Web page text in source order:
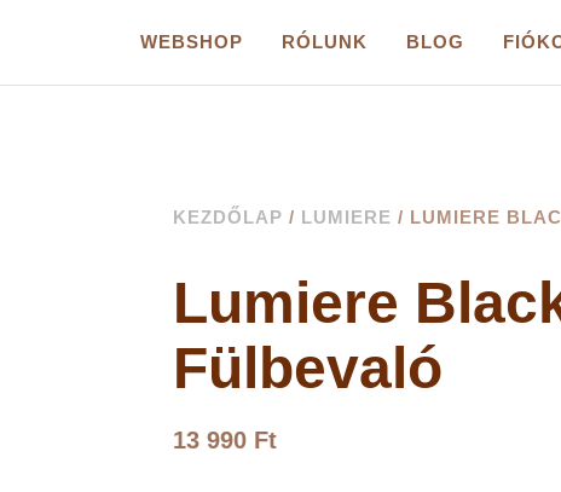
WEBSHOP RÓLUNK BLOG
KEZDŐLAP / LUMIERE / LUMIERE
Lumiere
Fülbevaló
13 990 Ft